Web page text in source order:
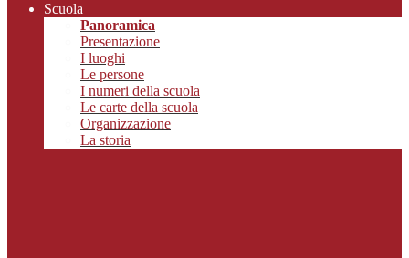
Scuola
Panoramica
Presentazione
I luoghi
Le persone
I numeri della scuola
Le carte della scuola
Organizzazione
La storia